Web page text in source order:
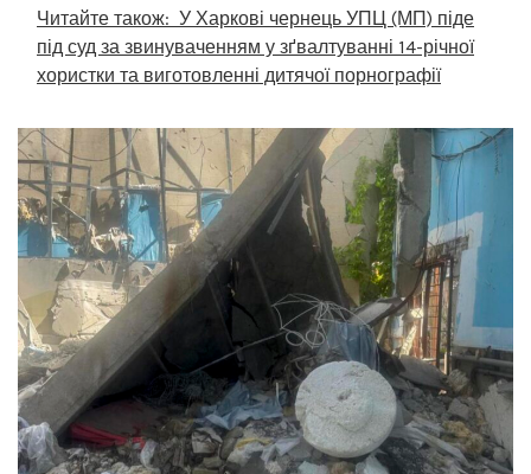
Читайте також: У Харкові чернець УПЦ (МП) піде
під суд за звинуваченням у зґвалтуванні 14-річної
хористки та виготовленні дитячої порнографії